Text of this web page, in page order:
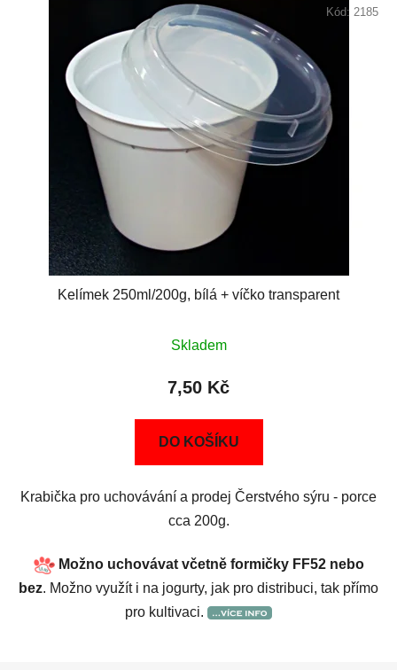
Kelímek 250ml/200g, bílá + víčko transparent
Skladem
7,50 Kč
DO KOŠÍKU
Krabička pro uchovávání a prodej Čerstvého sýru - porce
cca 200g.
Možno uchovávat včetně formičky FF52 nebo
bez. Možno využít i na jogurty, jak pro distribuci, tak přímo
pro kultivaci.
Kód: 2185